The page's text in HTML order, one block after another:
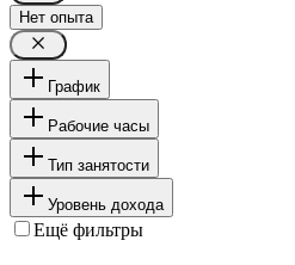
Нет опыта
График
Рабочие часы
Тип занятости
Уровень дохода
Ещё фильтры